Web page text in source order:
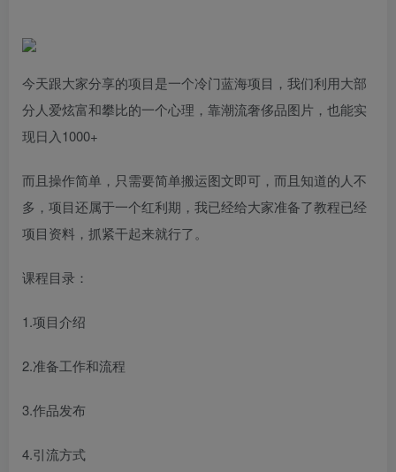
今天跟大家分享的项目是一个冷门蓝海项目，我们利用大部
分人爱炫富和攀比的一个心理，靠潮流奢侈品图片，也能实
现日入1000+
而且操作简单，只需要简单搬运图文即可，而且知道的人不
多，项目还属于一个红利期，我已经给大家准备了教程已经
项目资料，抓紧干起来就行了。
课程目录：
1.项目介绍
2.准备工作和流程
3.作品发布
4.引流方式